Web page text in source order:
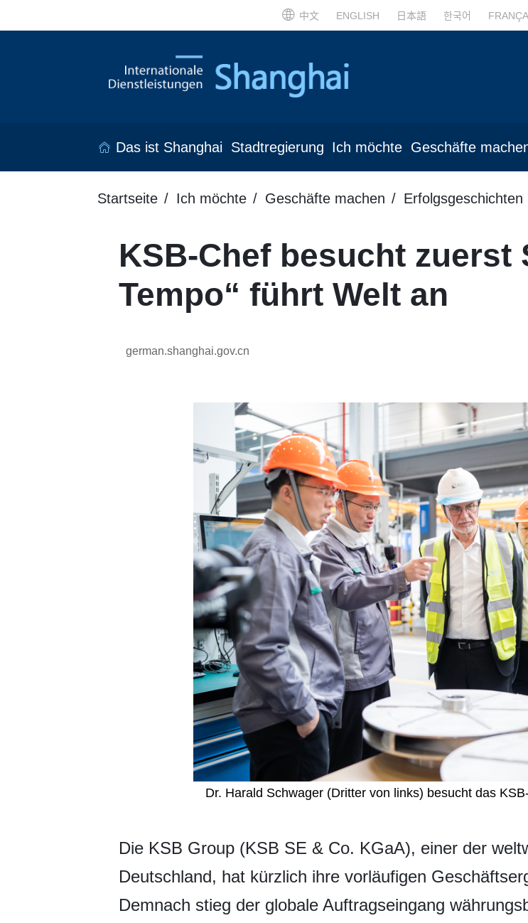
中文 ENGLISH 日本語 한국어
Das ist Shanghai Stadtregierung Ich möchte Geschäfte
Startseite Ich möchte Geschäfte machen Erfolgsgeschichten
KSB-Chef besucht zuerst
Tempo“ führt Welt an
german.shanghai.gov.cn
Dr. Harald Schwager (Dritter von links) besucht das
​Die KSB Group (KSB SE & Co. KGaA), einer der
Deutschland, hat kürzlich ihre vorläufigen
Demnach stieg der globale Auftragseingang